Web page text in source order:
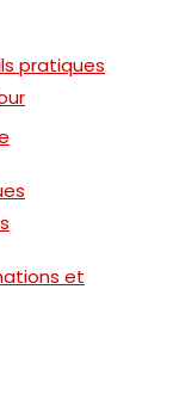
pratiques
et